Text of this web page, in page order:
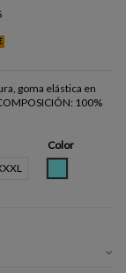
goma elástica en
100%
Color